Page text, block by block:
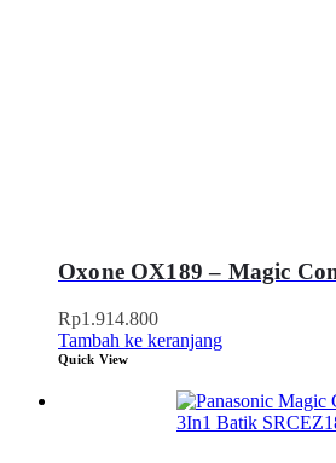
Oxone OX189 – Magic
Rp1.914.800
Tambah ke keranjang
Quick View